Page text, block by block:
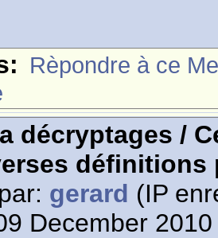
Rèpondre à ce
décryptages /
définitions
gerard (IP
December